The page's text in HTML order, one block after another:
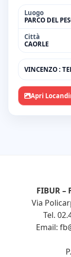
Luogo
PARCO DEL
Città
CAORLE
VINCENZO :
Apri
FIBUR
Via
Tel.
Email: